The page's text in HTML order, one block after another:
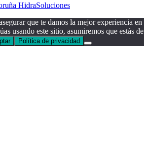
HidraSoluciones
que te damos la mejor experiencia en
usando este sitio, asumiremos que estás de
Política de privacidad